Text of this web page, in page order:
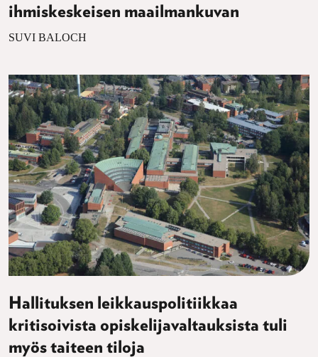
ihmiskeskeisen maailmankuvan
SUVI BALOCH
Hallituksen leikkauspolitiikkaa
kritisoivista opiskelijavaltauksista tuli
myös taiteen tiloja